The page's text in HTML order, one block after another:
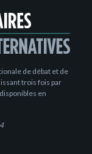
de débat et de
trois fois par
en